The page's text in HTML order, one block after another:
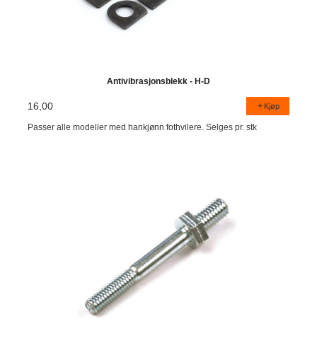
Antivibrasjonsblekk - H-D
16,00 Kjøp
Passer alle modeller med hankjønn fothvilere. Selges pr. stk